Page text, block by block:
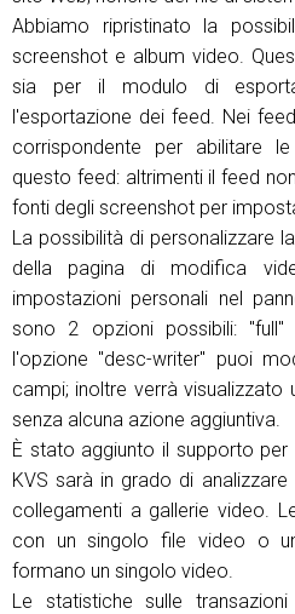
Abbiamo ripristinato la
screenshot e album video.
sia per il modulo di
l'esportazione dei feed. Nei
corrispondente per abilitare
questo feed: altrimenti il ​​feed
fonti degli screenshot per
La possibilità di personalizzare
della pagina di modifica
impostazioni personali nel
sono 2 opzioni possibili:
l'opzione "desc-writer" puoi
campi; inoltre verrà visualizzato
senza alcuna azione aggiuntiva.
È stato aggiunto il supporto
KVS sarà in grado di
collegamenti a gallerie video.
con un singolo file video o
formano un singolo video.
Le statistiche sulle